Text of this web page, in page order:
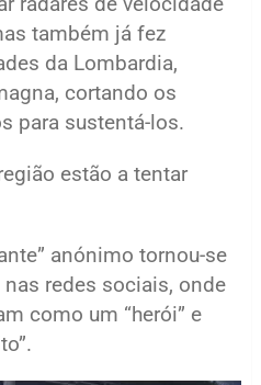
também já fez
da Lombardia,
cortando os
para sustentá-los.
estão a tentar
anónimo tornou-se
redes sociais, onde
como um “herói” e